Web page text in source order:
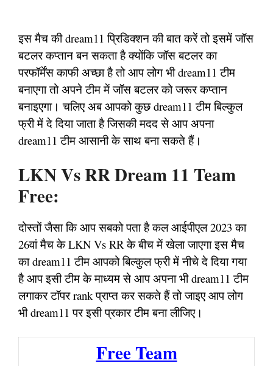
इस मैच की dream11 प्रिडिक्शन की बात करें तो इसमें जॉस
बटलर कप्तान बन सकता है क्योंकि जॉस बटलर का
परफॉर्मेंस काफी अच्छा है तो आप लोग भी dream11 टीम
बनाएगा तो अपने टीम में जॉस बटलर को जरूर कप्तान
बनाइएगा। चलिए अब आपको कुछ dream11 टीम बिल्कुल
फ्री में दे दिया जाता है जिसकी मदद से आप अपना
dream11 टीम आसानी के साथ बना सकते हैं।
LKN Vs RR Dream 11 Team
Free:
दोस्तों जैसा कि आप सबको पता है कल आईपीएल 2023 का
26वां मैच के LKN Vs RR के बीच में खेला जाएगा इस मैच
का dream11 टीम आपको बिल्कुल फ्री में नीचे दे दिया गया
है आप इसी टीम के माध्यम से आप अपना भी dream11 टीम
लगाकर टॉपर rank प्राप्त कर सकते हैं तो जाइए आप लोग
भी dream11 पर इसी प्रकार टीम बना लीजिए।
Free Team